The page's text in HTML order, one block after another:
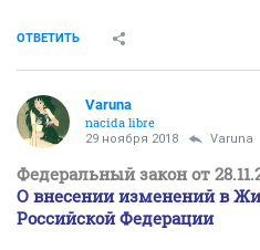
ОТВЕТИТЬ
Varuna
nacida libre
29 ноября 2018 Varuna
Федеральный закон от
О внесении изменений в
Российской Федерации